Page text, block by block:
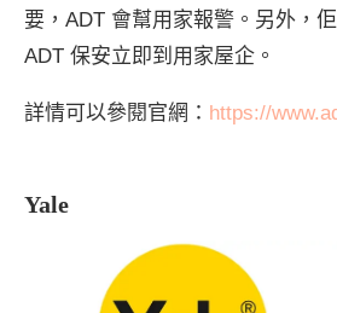
要，ADT 會幫用家報警。另外，
ADT 保安立即到用家屋企。
詳情可以參閱官網： https://
Yale